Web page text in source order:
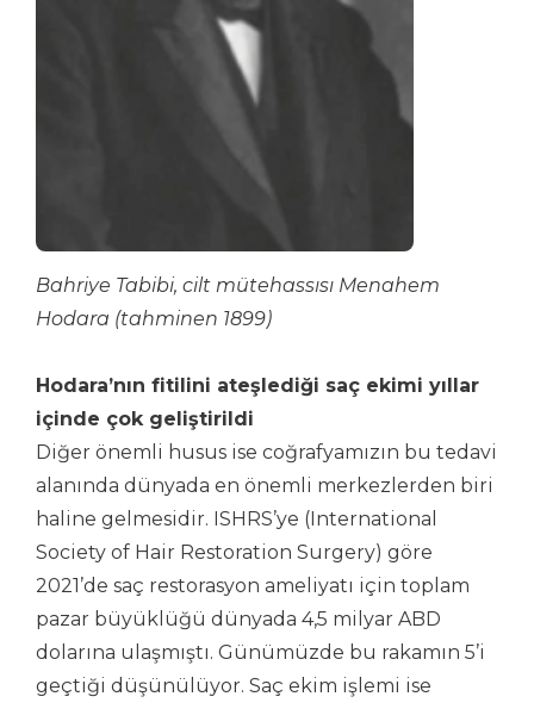
Bahriye Tabibi, cilt mütehassısı Menahem
Hodara (tahminen 1899)
Hodara’nın fitilini ateşlediği saç ekimi yıllar
içinde çok geliştirildi
Diğer önemli husus ise coğrafyamızın bu tedavi
alanında dünyada en önemli merkezlerden biri
haline gelmesidir. ISHRS’ye (International
Society of Hair Restoration Surgery) göre
2021’de saç restorasyon ameliyatı için toplam
pazar büyüklüğü dünyada 4,5 milyar ABD
dolarına ulaşmıştı. Günümüzde bu rakamın 5’i
geçtiği düşünülüyor. Saç ekim işlemi ise